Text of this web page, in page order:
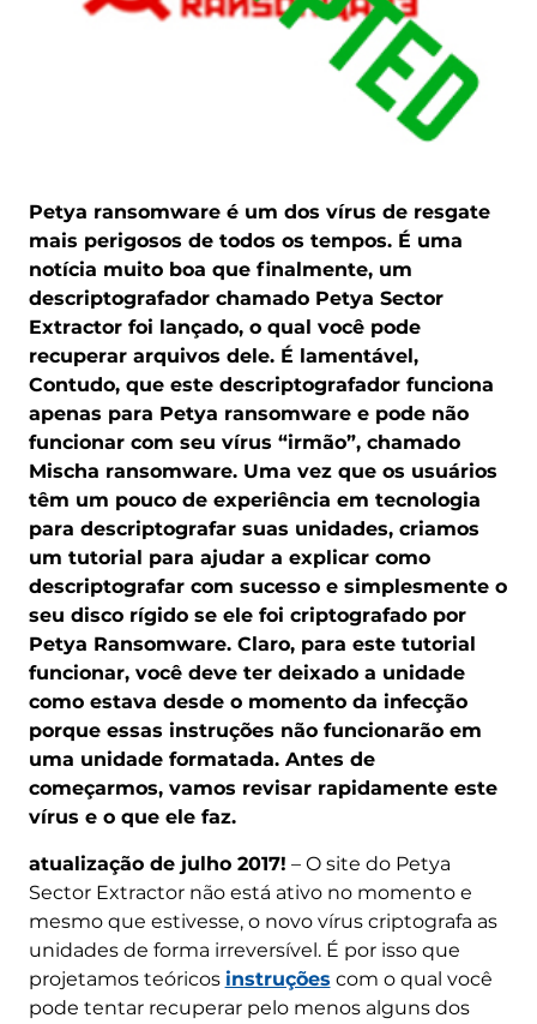
Petya ransomware é um dos vírus de resgate
mais perigosos de todos os tempos. É uma
notícia muito boa que finalmente, um
descriptografador chamado Petya Sector
Extractor foi lançado, o qual você pode
recuperar arquivos dele. É lamentável,
Contudo, que este descriptografador funciona
apenas para Petya ransomware e pode não
funcionar com seu vírus “irmão”, chamado
Mischa ransomware. Uma vez que os usuários
têm um pouco de experiência em tecnologia
para descriptografar suas unidades, criamos
um tutorial para ajudar a explicar como
descriptografar com sucesso e simplesmente o
seu disco rígido se ele foi criptografado por
Petya Ransomware. Claro, para este tutorial
funcionar, você deve ter deixado a unidade
como estava desde o momento da infecção
porque essas instruções não funcionarão em
uma unidade formatada. Antes de
começarmos, vamos revisar rapidamente este
vírus e o que ele faz.
atualização de julho 2017! – O site do Petya
Sector Extractor não está ativo no momento e
mesmo que estivesse, o novo vírus criptografa as
unidades de forma irreversível. É por isso que
projetamos teóricos instruções com o qual você
pode tentar recuperar pelo menos alguns dos